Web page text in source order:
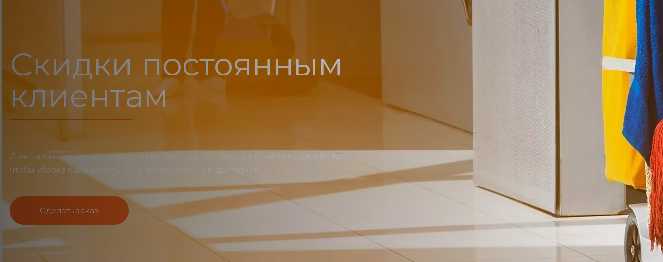
Скидки постоянным
клиентам
Для наших постоянных клиентов мы предлагаем специальные скидки и бонусы,
чтобы уборка была не только качественной, но и доступной.
Сделать заказ